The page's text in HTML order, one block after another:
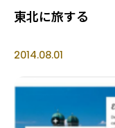
東北に旅する
2014.08.01